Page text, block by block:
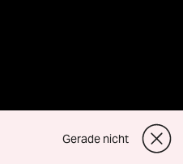
Gerade nicht